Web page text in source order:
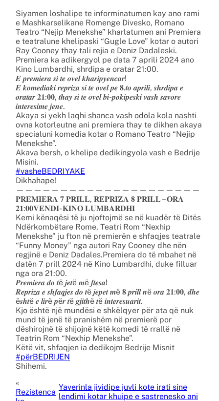
Siyamen loshalipe te informinatumen kay ano rami
e Mashkarselikane Romenge Divesko, Romano
Teatro “Nejip Menekshe” kharlatumen ani Premiera
e teatralune khelipaski “Gugle Love” kotar o autori
Ray Cooney thay tali rejia e Deniz Dadaleski.
Premiera ka adikergyol pe data 7 aprili 2024 ano
Kino Lumbardhi, shrdipa e oratar 21:00.
𝑬 𝒑𝒓𝒆𝒎𝒊𝒆𝒓𝒂 𝒔𝒊 𝒕𝒆 𝒐𝒗𝒆𝒍 𝒌𝒉𝒂𝒓𝒊𝒑𝒚𝒆𝒏𝒄𝒂𝒓!
𝑬 𝒌𝒐𝒎𝒆𝒅𝒊𝒂𝒌𝒊 𝒓𝒆𝒑𝒓𝒊𝒛𝒂 𝒔𝒊 𝒕𝒆 𝒐𝒗𝒆𝒍 𝒑𝒆 𝟖.𝒕𝒐 𝒂𝒑𝒓𝒊𝒍𝒊, 𝒔𝒉𝒓𝒅𝒊𝒑𝒂 𝒆
𝒐𝒓𝒂𝒕𝒂𝒓 𝟐𝟏:𝟎𝟎, 𝒕𝒉𝒂𝒚 𝒔𝒊 𝒕𝒆 𝒐𝒗𝒆𝒍 𝒃𝒊-𝒑𝒐𝒌𝒊𝒑𝒆𝒔𝒌𝒊 𝒗𝒂𝒔𝒉 𝒔𝒂𝒗𝒐𝒓𝒆
𝒊𝒏𝒕𝒆𝒓𝒆𝒔𝒊𝒎𝒆 𝒋𝒆𝒏𝒆.
Akaya si yekh laqhi shanca vash odola kola nashti
ovna kotorleutne ani premiera thay te dikhen akaya
specialuni komedia kotar o Romano Teatro “Nejip
Menekshe”.
Akava bersh, o khelipe dedikingyola vash e Bedrije
Misini.
#vasheBEDRIYAKE
Dikhahape!
—————————————————————
𝐏𝐑𝐄𝐌𝐈𝐄𝐑𝐀 𝟕 𝐏𝐑𝐈𝐋𝐋, 𝐑𝐄𝐏𝐑𝐈𝐙𝐀 𝟖 𝐏𝐑𝐈𝐋𝐋 – 𝐎𝐑𝐀
𝟐𝟏:𝟎𝟎𝐕𝐄𝐍𝐃𝐈- 𝐊𝐈𝐍𝐎 𝐋𝐔𝐌𝐁𝐀𝐑𝐃𝐇𝐈
Kemi kënaqësi të ju njoftojmë se në kuadër të Ditës
Ndërkombëtare Rome, Teatri Rom “Nexhip
Menekshe” ju fton në premierën e shfaqjes teatrale
“Funny Money” nga autori Ray Cooney dhe nën
regjinë e Deniz Dadales.Premiera do të mbahet në
datën 7 prill 2024 në Kino Lumbardhi, duke filluar
nga ora 21:00.
𝑷𝒓𝒆𝒎𝒊𝒆𝒓𝒂 𝒅𝒐 𝒕ë 𝒋𝒆𝒕ë 𝒎ë 𝒇𝒕𝒆𝒔𝒂!
𝑹𝒆𝒑𝒓𝒊𝒛𝒂 𝒆 𝒔𝒉𝒇𝒂𝒒𝒋𝒆𝒔 𝒅𝒐 𝒕ë 𝒋𝒆𝒑𝒆𝒕 𝒎ë 𝟖 𝒑𝒓𝒊𝒍𝒍 𝒏ë 𝒐𝒓𝒂 𝟐𝟏:𝟎𝟎, 𝒅𝒉𝒆
ë𝒔𝒉𝒕ë 𝒆 𝒍𝒊𝒓ë 𝒑ë𝒓 𝒕ë 𝒈𝒋𝒊𝒕𝒉ë 𝒕ë 𝒊𝒏𝒕𝒆𝒓𝒆𝒔𝒖𝒂𝒓𝒊𝒕.
Kjo është një mundësi e shkëlqyer për ata që nuk
mund të jenë të pranishëm në premierë por
dëshirojnë të shijojnë këtë komedi të rrallë në
Teatrin Rom “Nexhip Menekshe”.
Këtë vit, shfaqjen ia dedikojm Bedrije Misnit
#përBEDRIJEN
Shihemi.
«
Rezistenca Yaverinla jividipe juvli kote irati sine
lendimi kotar khuipe e sastrenesko ani